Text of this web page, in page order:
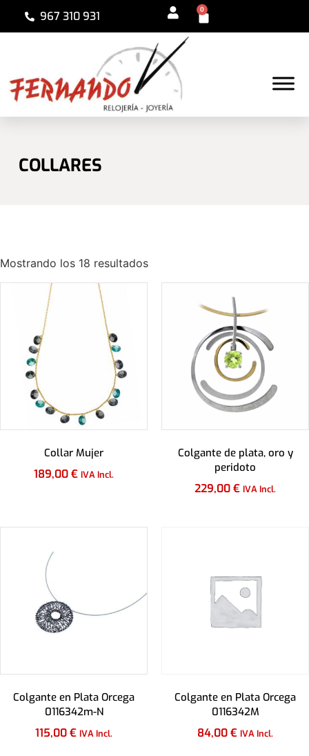
967 310 931 0
COLLARES
Mostrando los 18 resultados
Collar Mujer
189,00€ IVA Incl.
Colgante de plata, oro y
peridoto
229,00€ IVA Incl.
Colgante en Plata Orcega
0116342m-N
115,00€ IVA Incl.
Colgante en Plata Orcega
0116342M
84,00€ IVA Incl.